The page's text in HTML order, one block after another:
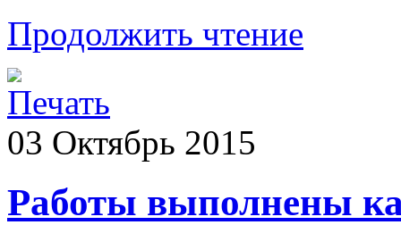
Продолжить чтение
03 Октябрь 2015
Работы выполнены